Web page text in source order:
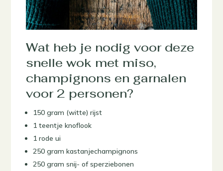
Wat heb je nodig voor deze
snelle wok met miso,
champignons en garnalen
voor 2 personen?
150 gram (witte) rijst
1 teentje knoflook
1 rode ui
250 gram kastanjechampignons
250 gram snij- of sperziebonen